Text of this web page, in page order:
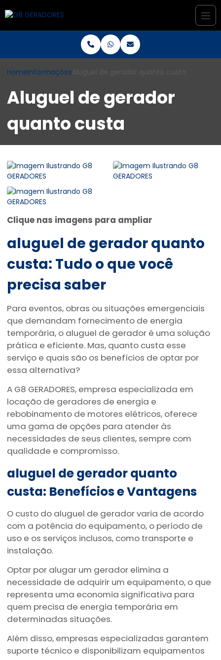
HomeInformaçõesAluguel de gerador quanto custa
Aluguel de gerador
quanto custa
Clique nas imagens para ampliar
aluguel de gerador quanto
custa: Tudo o que você
precisa saber
Para eventos, obras ou situações emergenciais
que demandam fornecimento de energia
temporária, o aluguel de gerador é uma solução
prática e eficiente. Mas, quanto custa esse
serviço e quais são os benefícios de optar por
essa alternativa?
A G8 GERADORES, empresa especializada em
locação de geradores de energia e
rebobinamento de motores elétricos, oferece
uma gama de opções para atender às
necessidades de seus clientes, sempre com
qualidade e compromisso.
aluguel de gerador quanto
custa: Benefícios e Vantagens
O custo do aluguel de gerador varia de acordo
com a potência do equipamento, o período de
uso e os serviços inclusos, como transporte e
instalação.
Optar por alugar um gerador elimina a
necessidade de adquirir um equipamento, o que
representa uma economia significativa para
quem precisa de energia temporária em
determinadas situações.
Além disso, empresas especializadas garantem
suporte técnico e disponibilizam equipamentos